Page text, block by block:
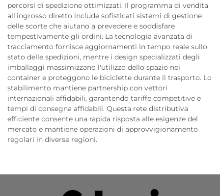
percorsi di spedizione ottimizzati. Il programma di vendita
all'ingrosso diretto include sofisticati sistemi di gestione
delle scorte che aiutano a prevedere e soddisfare
tempestivamente gli ordini. La tecnologia avanzata di
tracciamento fornisce aggiornamenti in tempo reale sullo
stato delle spedizioni, mentre i design specializzati degli
imballaggi massimizzano l'utilizzo dello spazio nei
container e proteggono le biciclette durante il trasporto. Lo
stabilimento mantiene partnership con vettori
internazionali affidabili, garantendo tariffe competitive e
tempi di consegna affidabili. Questa rete distributiva
efficiente consente una rapida risposta alle esigenze del
mercato e mantiene operazioni di approvvigionamento
regolari in diverse regioni.